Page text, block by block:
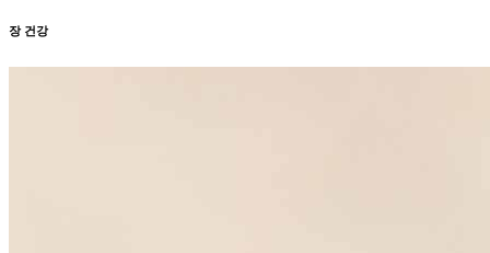
장 건강